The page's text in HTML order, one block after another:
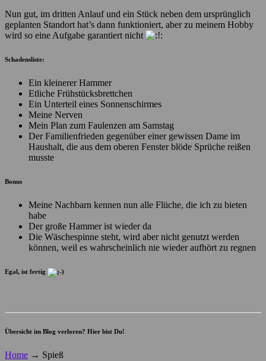
Nun gut, im dritten Anlauf und ein Stück neben dem ursprünglich
geplanten Standort hat’s dann funktioniert, aber zu meinem Hobby
wird so eine Aufgabe garantiert nicht
Schadensliste:
Ein kleinerer Hammer
Etliche Frühstücksbrettchen
Ein Unterteil eines Sonnenschirmes
Meine Nerven
Mein Plan zum Faulenzen am Samstag
Der Familienfrieden gegenüber einer gewissen Dame im
Haushalt, die aus dem oberen Fenster blöde Sprüche reißen
musste
Bonus
Meine Nachbarn kennen nun alle Flüche, die ich zu bieten
habe
Der große Hammer ist wieder da
Die Wäschespinne steht, wird aber nicht genutzt werden
können, weil es wahrscheinlich nie wieder aufhört zu regnen
Egal, ist fertig
Übersicht im Blog verloren? Hier bist Du!
Home → Spieß